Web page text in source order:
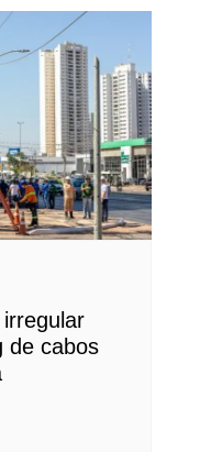
de cabos